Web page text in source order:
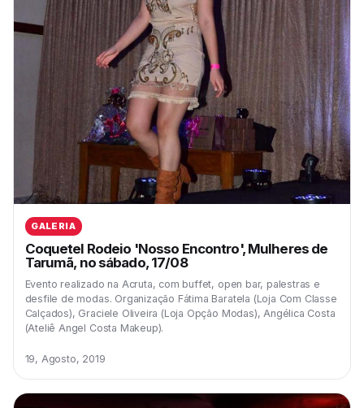
GALERIA
Coquetel Rodeio 'Nosso Encontro', Mulheres de
Tarumã, no sábado, 17/08
Evento realizado na Acruta, com buffet, open bar, palestras e
desfile de modas. Organização Fátima Baratela (Loja Com Classe
Calçados), Graciele Oliveira (Loja Opção Modas), Angélica Costa
(Ateliê Angel Costa Makeup).
19, Agosto, 2019